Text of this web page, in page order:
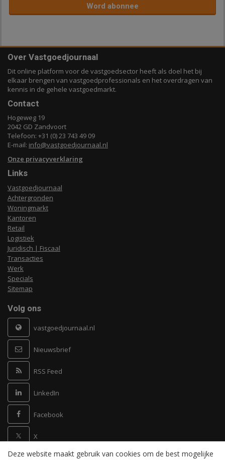
Word abonnee
Over Vastgoedjournaal
Dit online platform voor de vastgoedsector heeft als doel het bij
elkaar brengen van vastgoedprofessionals en het overdragen van
kennis in de gehele vastgoedmarkt.
Contact
Hogeweg 19
2042 GD Zandvoort
Telefoon: +31 (0) 23 743 49 09
E-mail: info@vastgoedjournaal.nl
Onze privacyverklaring
Links
Vastgoedjournaal
Achtergronden
Woningmarkt
Kantoren
Retail
Logistiek
Juridisch | Fiscaal
Transacties
Werk
Specials
Sitemap
Volg ons
vastgoedjournaal.nl
Nieuwsbrief
RSS Feed
LinkedIn
Facebook
X
Deze website maakt gebruik van cookies om de best mogelijke